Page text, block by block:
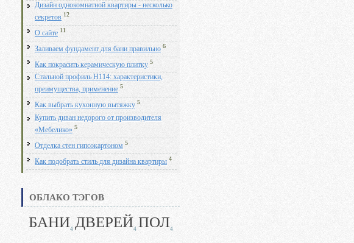
Дизайн однокомнатной квартиры - несколько
секретов 12
О сайте 11
Заливаем фундамент для бани правильно 6
Как покрасить керамическую плитку 5
Стальной профиль Н114: характеристики,
преимущества, применение 5
Как выбрать кухонную вытяжку 5
Купить диван недорого от производителя
«Мебелико» 5
Отделка стен гипсокартоном 5
Как подобрать стиль для дизайна квартиры 4
ОБЛАКО ТЭГОВ
БАНИ4 ДВЕРЕЙ4 ПОЛ4